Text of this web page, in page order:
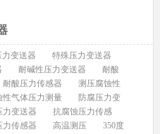
变送器
特殊压力变送器
耐碱性压力变送器
耐酸
耐酸压力传感器
测压腐蚀性
性气体压力测量
防腐压力变
力变送器
抗腐蚀压力传感
力传感器 高温测压
350度